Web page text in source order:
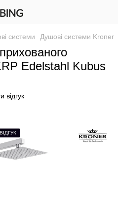
системи Душові системи Kroner
Edelstahl Kubus
відгук